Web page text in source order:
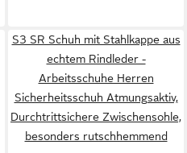
S3 SR Schuh mit Stahlkappe aus
echtem Rindleder -
Arbeitsschuhe Herren
Sicherheitsschuh Atmungsaktiv,
Durchtrittsichere Zwischensohle,
besonders rutschhemmend